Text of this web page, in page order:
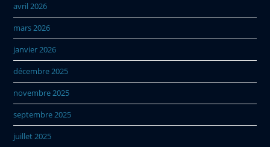
avril 2026
mars 2026
janvier 2026
décembre 2025
novembre 2025
septembre 2025
juillet 2025